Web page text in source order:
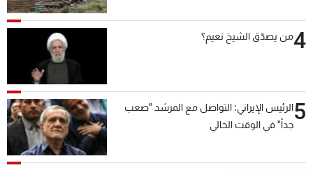
4من يصدّق الشيخ نعيم؟
5الرئيس الإيراني: التواصل مع المرشد "صعب
جداً" في الوقت الحالي